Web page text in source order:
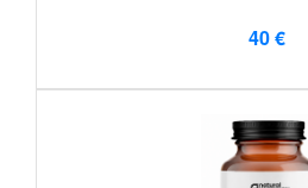
40 €